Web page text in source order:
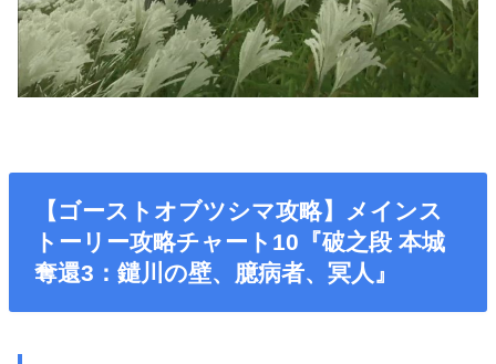
【ゴーストオブツシマ攻略】メインス
トーリー攻略チャート10『破之段 本城
奪還3：鑓川の壁、臆病者、冥人』